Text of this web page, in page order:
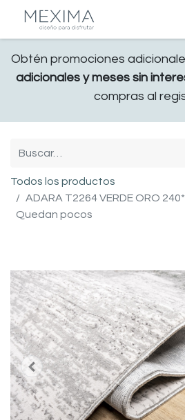
Obtén promociones
adicionales y meses sin
compras al
Todos los productos
ADARA T2264 VERDE ORO
Quedan pocos